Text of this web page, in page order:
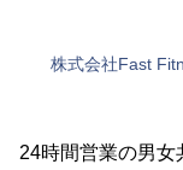
株式会社Fast
24時間営業の男